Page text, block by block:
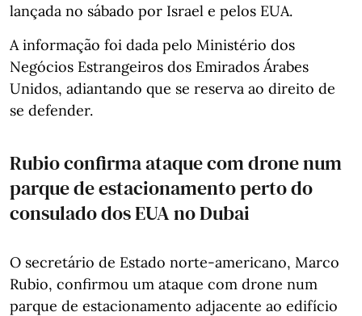
lançada no sábado por Israel e pelos EUA.
A informação foi dada pelo Ministério dos
Negócios Estrangeiros dos Emirados Árabes
Unidos, adiantando que se reserva ao direito de
se defender.
Rubio confirma ataque com drone num
parque de estacionamento perto do
consulado dos EUA no Dubai
O secretário de Estado norte-americano, Marco
Rubio, confirmou um ataque com drone num
parque de estacionamento adjacente ao edifício